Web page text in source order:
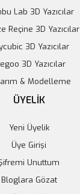
Lab 3D Yazıcılar
Reçine 3D Yazıcılar
3D Yazıcılar
3D Yazıcılar
& Modelleme
ÜYELİK
Yeni Üyelik
Üye Girişi
Unuttum
Bloglara Gözat